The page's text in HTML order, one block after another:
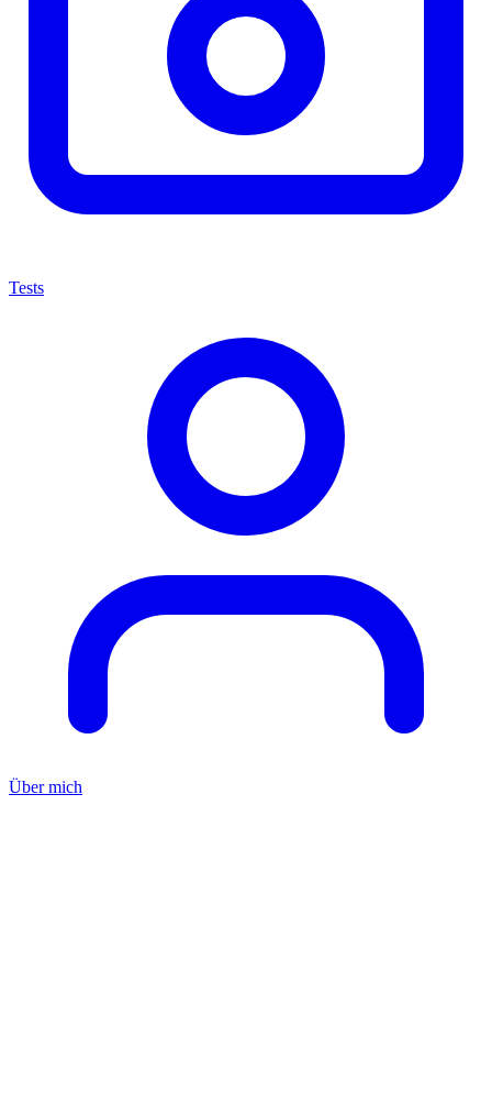
Tests
Über mich